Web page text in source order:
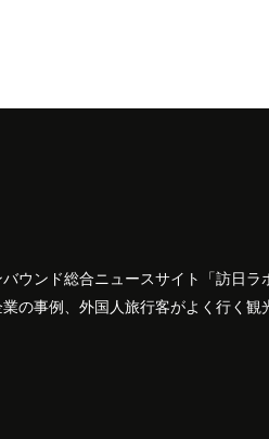
ウンド総合ニュースサイト「訪日
の事例、外国人旅行客がよく行く観